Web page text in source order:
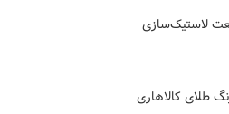
لاستیک‌سازی